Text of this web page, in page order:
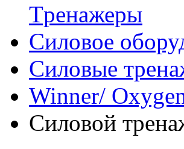
Tренажеры
Силовое
Силовые
Winner/
Силовой